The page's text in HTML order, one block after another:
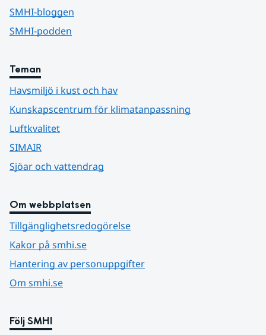
SMHI-bloggen
SMHI-podden
Teman
Havsmiljö i kust och hav
Kunskapscentrum för klimatanpassning
Luftkvalitet
SIMAIR
Sjöar och vattendrag
Om webbplatsen
Tillgänglighetsredogörelse
Kakor på smhi.se
Hantering av personuppgifter
Om smhi.se
Följ SMHI